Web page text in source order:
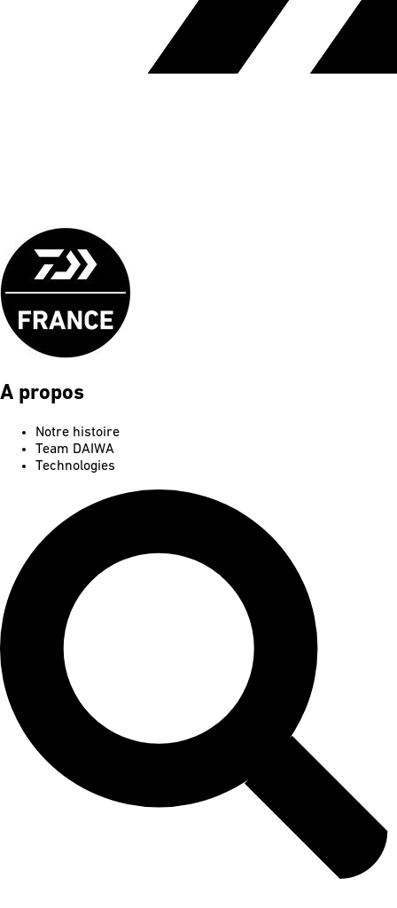
A propos
Notre histoire
Team DAIWA
Technologies